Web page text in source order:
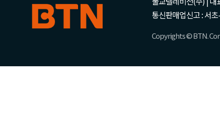
통신판매업신고 : 서
Copyrights © BTN.